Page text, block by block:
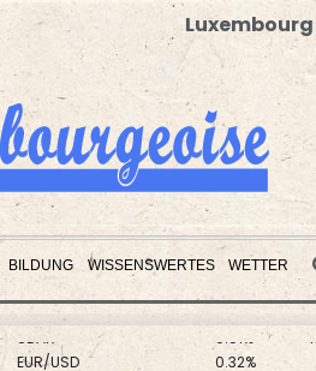
Luxembourg
BILDUNG WISSENSWERTES WETTER
EUR/USD 0.32%
MDAX
-0.07%